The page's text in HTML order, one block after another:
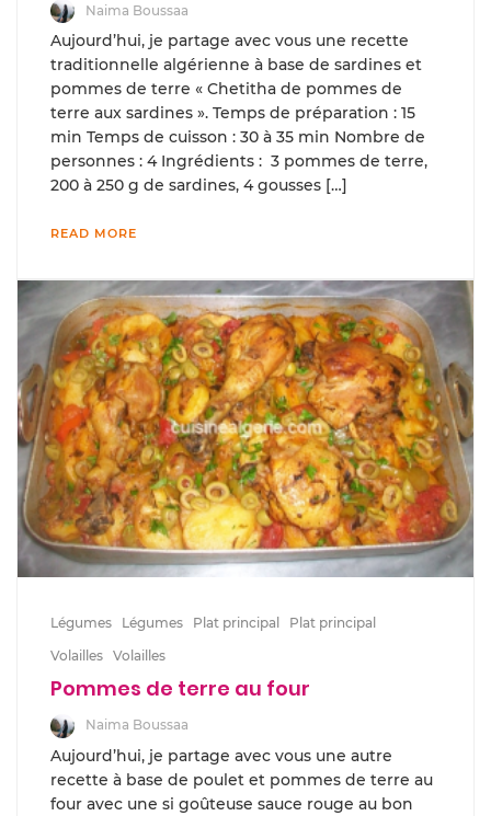
Naima Boussaa
Aujourd’hui, je partage avec vous une recette
traditionnelle algérienne à base de sardines et
pommes de terre « Chetitha de pommes de
terre aux sardines ». Temps de préparation : 15
min Temps de cuisson : 30 à 35 min Nombre de
personnes : 4 Ingrédients : 3 pommes de terre,
200 à 250 g de sardines, 4 gousses […]
READ MORE
Légumes Légumes Plat principal
Plat principal
Volailles Volailles
Pommes de terre au four
Naima Boussaa
Aujourd’hui, je partage avec vous une autre
recette à base de poulet et pommes de terre au
four avec une si goûteuse sauce rouge au bon